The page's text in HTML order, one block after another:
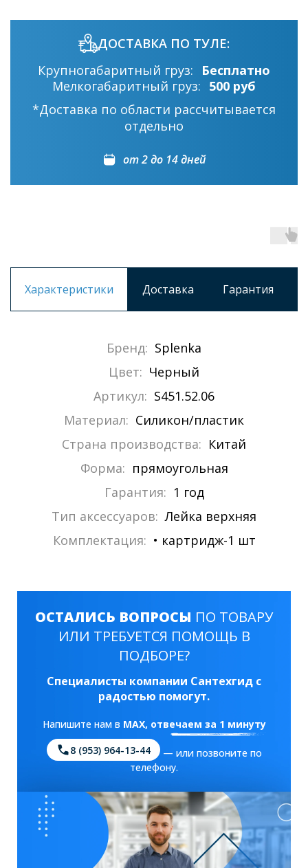
ДОСТАВКА ПО ТУЛЕ:
Крупногабаритный груз:
Бесплатно
Мелкогабаритный груз: 500 руб
*Доставка по области рассчитывается
отдельно
от 2 до 14 дней
Характеристики Доставка Гарантия
Бренд: Splenka
Цвет: Черный
Артикул: S451.52.06
Материал: Силикон/пластик
Страна производства: Китай
Форма: прямоугольная
Гарантия: 1 год
Тип аксессуаров: Лейка верхняя
Комплектация: • картридж-1 шт
ОСТАЛИСЬ ВОПРОСЫ ПО ТОВАРУ
ИЛИ ТРЕБУЕТСЯ ПОМОЩЬ В
ПОДБОРЕ?
Специалисты компании Сантехгид с
радостью помогут.
Напишите нам в MAX, отвечаем за 1 минуту
8 (953) 964-13-44
— или позвоните по
телефону.